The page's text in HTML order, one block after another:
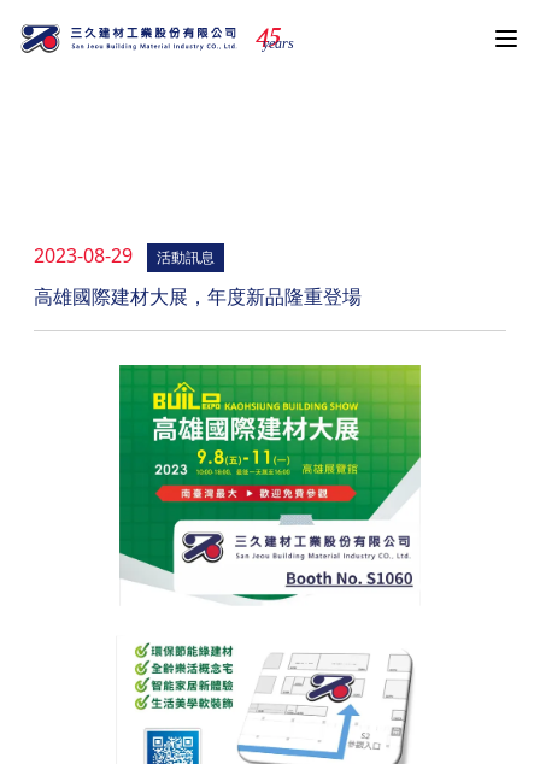
45
years
2023-08-29 活動訊息
高雄國際建材大展，年度新品隆重登場